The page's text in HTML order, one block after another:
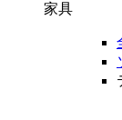
家具